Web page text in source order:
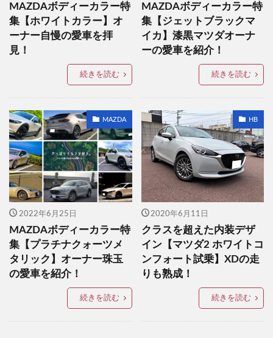
MAZDAボディーカラー特
集【ホワイトカラー】オ
ーナー自慢の愛車を拝
見！
続きを読む
MAZDAボディーカラー特
集【ジェットブラックマ
イカ】漆黒マツダオーナ
ーの愛車を紹介！
続きを読む
MAZDA
2022年6月25日
MAZDAボディーカラー特
集【プラチナクォーツメ
タリック】オーナー珠玉
の愛車を紹介！
続きを読む
HB
2020年6月11日
クラスを超えた内装デザ
イン【マツダ2 ホワイトコ
ンフォート試乗】XDの走
りも熟成！
続きを読む